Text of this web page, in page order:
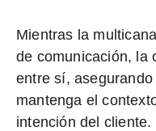
Mientras la
de comunicación, la
entre sí,
mantenga el
intención del cliente.